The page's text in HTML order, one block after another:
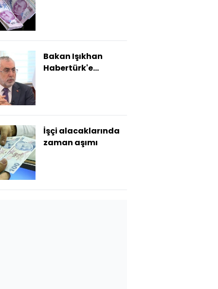
Bakan Işıkhan
Habertürk'e
İşçi alacaklarında
zaman aşımı